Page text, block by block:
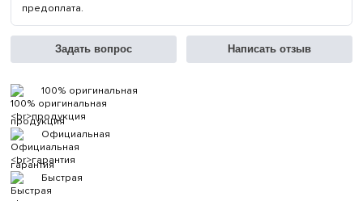
предоплата.
Задать вопрос Написать отзыв
100% оригинальная
продукция
Официальная
гарантия
Быстрая